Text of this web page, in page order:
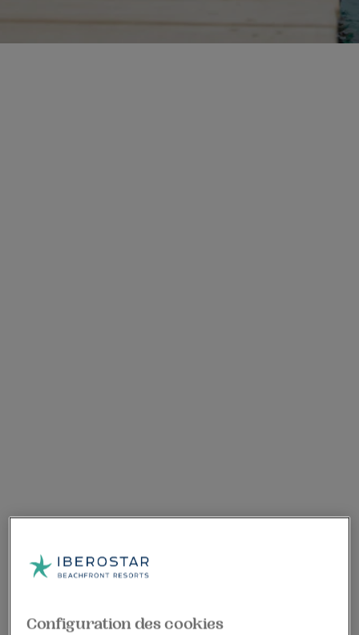
Configuration des cookies